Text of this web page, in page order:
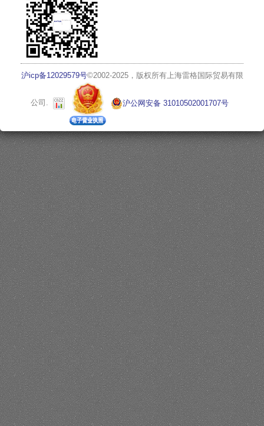
沪icp备12029579号©2002-2025，版权所有上海雷格国际贸易有限
公司. 沪公网安备 31010502001707号